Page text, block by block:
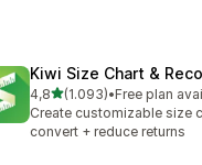
Kiwi Size Chart &
4,85 yıldız üzerinden
(1.093)
toplam 1093•Free plan
Create customizable size
convert + reduce returns